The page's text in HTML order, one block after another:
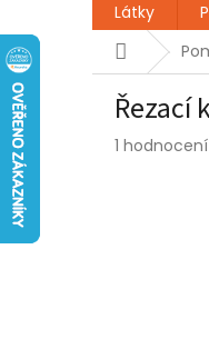
Látky
Domů
Řezací
Průměrné
1 hodnocení